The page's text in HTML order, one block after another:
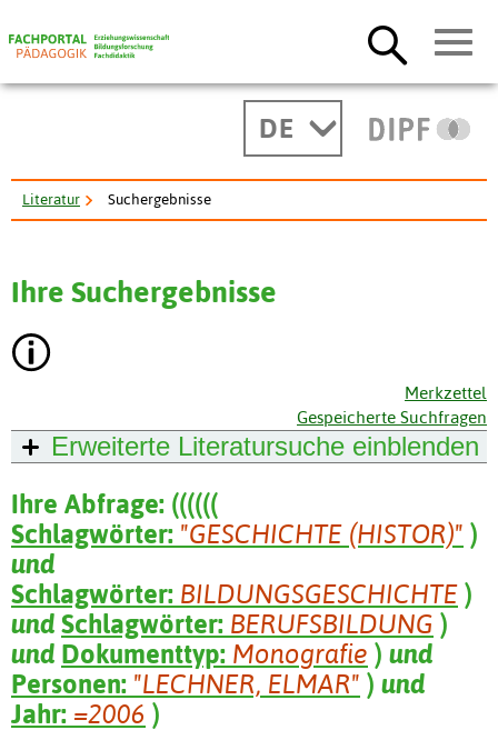
DE
Literatur Suchergebnisse
Ihre Suchergebnisse
Merkzettel
Gespeicherte Suchfragen
Erweiterte Literatursuche einblenden
Ihre Abfrage: ((((((
Schlagwörter: "GESCHICHTE (HISTOR)" )
und
Schlagwörter: BILDUNGSGESCHICHTE )
und Schlagwörter: BERUFSBILDUNG )
und Dokumenttyp: Monografie ) und
Personen: "LECHNER, ELMAR" ) und
Jahr: =2006 )